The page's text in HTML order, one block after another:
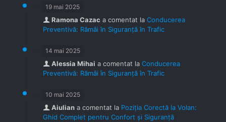
19 mai 2025
Ramona Cazac a comentat la Conducerea
Preventivă: Rămâi în Siguranță în Trafic
14 mai 2025
Alessia Mihai a comentat la Conducerea
Preventivă: Rămâi în Siguranță în Trafic
10 mai 2025
Aiulian a comentat la Poziția Corectă la Volan:
Ghid Complet pentru Confort și Siguranță